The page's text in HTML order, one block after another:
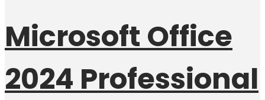
Microsoft Office
2024 Professional